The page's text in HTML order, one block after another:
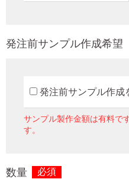
発注前サンプル作成希望
発注前サンプル作成
サンプル製作金額は有料で
す。
数量 必須